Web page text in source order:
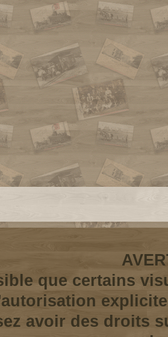
que certains
avoir des droits